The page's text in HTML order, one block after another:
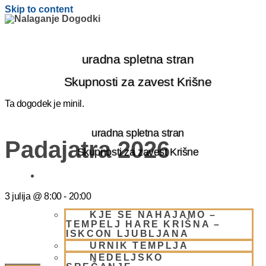
Skip to content
uradna spletna stran
Skupnosti za zavest Krišne
uradna spletna stran
Skupnosti za zavest Krišne
KJE SE NAHAJAMO –
TEMPELJ HARE KRIŠNA –
ISKCON LJUBLJANA
URNIK TEMPLJA
NEDELJSKO
Ta dogodek je minil.
Padajatra 2026
3 julija @8:00 - 20:00